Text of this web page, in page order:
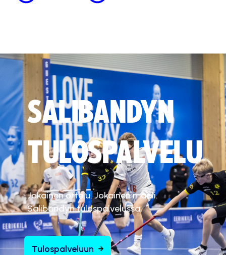
SALIBANDYN
TULOSPALVELU
Jokainen ottelu. Jokainen maali.
Salibandyn tulospalvelussa.
Tulospalveluun